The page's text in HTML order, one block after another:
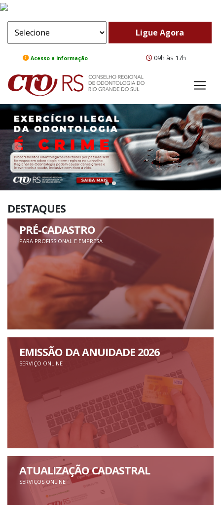
Acesso a informação 09h às 17h
ComeBack
DESTAQUES
PRÉ-CADASTRO
PARA PROFISSIONAL E EMPRESA
EMISSÃO DA ANUIDADE 2026
SERVIÇO ONLINE
ATUALIZAÇÃO CADASTRAL
SERVIÇOS ONLINE